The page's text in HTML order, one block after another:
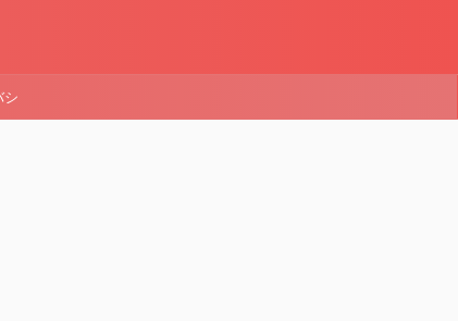
シ